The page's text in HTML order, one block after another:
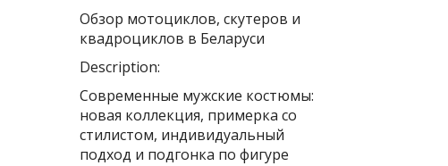
Обзор мотоциклов, скутеров и
квадроциклов в Беларуси
Description:
Современные мужские костюмы:
новая коллекция, примерка со
стилистом, индивидуальный
подход и подгонка по фигуре